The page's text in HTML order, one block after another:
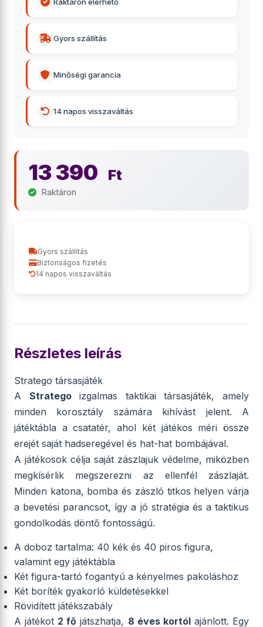
Gyors szállítás
Minőségi garancia
14 napos visszaváltás
13 390 Ft
Raktáron
Gyors szállítás
Biztonságos fizetés
14 napos visszaváltás
Részletes leírás
Stratego társasjáték
A Strategoizgalmas taktikai társasjáték, amely
minden korosztály számára kihívást jelent. A
játéktábla a csatatér, ahol két játékos méri össze
erejét saját hadseregével és hat-hat bombájával.
A játékosok célja saját zászlajuk védelme, miközben
megkísérlik megszerezni az ellenfél zászlaját.
Minden katona, bomba és zászló titkos helyen várja
a bevetési parancsot, így a jó stratégia és a taktikus
gondolkodás döntő fontosságú.
A doboz tartalma: 40 kék és 40 piros figura,
valamint egy játéktábla
Két figura-tartó fogantyú a kényelmes pakoláshoz
Két boríték gyakorló küldetésekkel
Rövidített játékszabály
A játékot 2 fő játszhatja, 8 éves kortólajánlott. Egy